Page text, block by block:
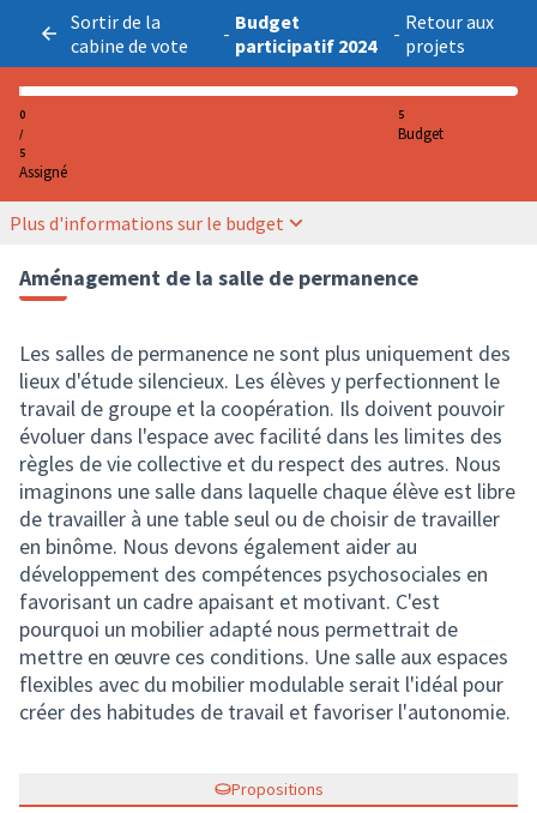
Sortir de la
cabine de vote
- Budget
participatif 2024
- Retour aux
projets
0
/
5
Assigné
5
Budget
Plus d'informations sur le budget
Aménagement de la salle de permanence
Les salles de permanence ne sont plus uniquement des
lieux d'étude silencieux. Les élèves y perfectionnent le
travail de groupe et la coopération. Ils doivent pouvoir
évoluer dans l'espace avec facilité dans les limites des
règles de vie collective et du respect des autres. Nous
imaginons une salle dans laquelle chaque élève est libre
de travailler à une table seul ou de choisir de travailler
en binôme. Nous devons également aider au
développement des compétences psychosociales en
favorisant un cadre apaisant et motivant. C'est
pourquoi un mobilier adapté nous permettrait de
mettre en œuvre ces conditions. Une salle aux espaces
flexibles avec du mobilier modulable serait l'idéal pour
créer des habitudes de travail et favoriser l'autonomie.
Propositions